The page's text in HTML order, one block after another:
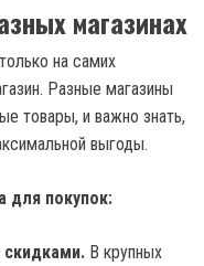
магазинах
на самих
Разные магазины
товары, и важно знать,
выгоды.
для покупок:
В крупных